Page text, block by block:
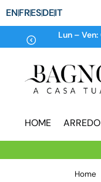
ENFRESDEIT
Lun – Ven:
HOME
Home